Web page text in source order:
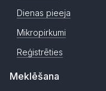
Dienas pieeja
Mikropirkumi
Reģistrēties
Meklēšana